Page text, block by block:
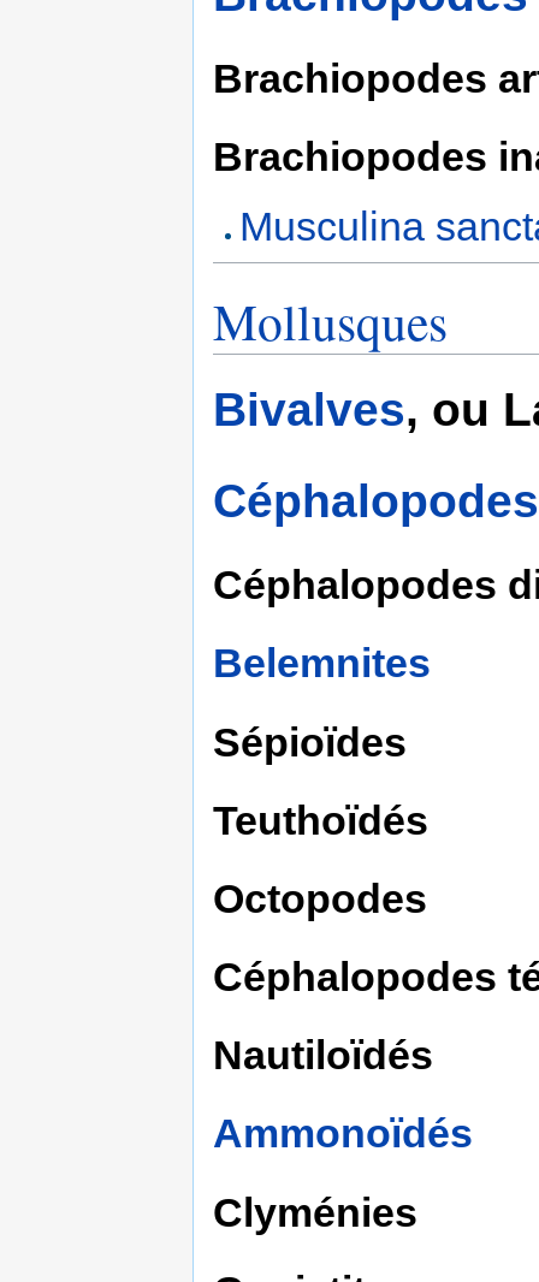
Brachiopodes
Brachiopodes
Musculina
Mollusques
Bivalves, ou
Céphalopodes
Céphalopodes
Belemnites
Sépioïdes
Teuthoïdés
Octopodes
Céphalopodes
Nautiloïdés
Ammonoïdés
Clyménies